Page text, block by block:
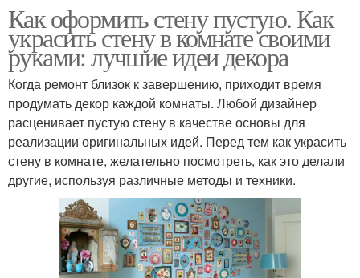
Как оформить стену пустую. Как
украсить стену в комнате своими
руками: лучшие идеи декора
Когда ремонт близок к завершению, приходит время
продумать декор каждой комнаты. Любой дизайнер
расценивает пустую стену в качестве основы для
реализации оригинальных идей. Перед тем как украсить
стену в комнате, желательно посмотреть, как это делали
другие, используя различные методы и техники.